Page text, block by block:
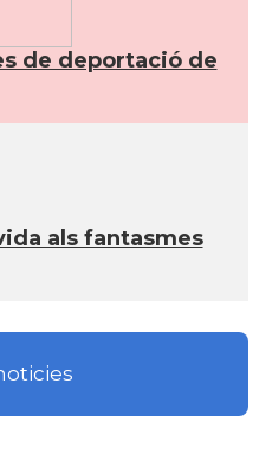
de deportació de
als fantasmes